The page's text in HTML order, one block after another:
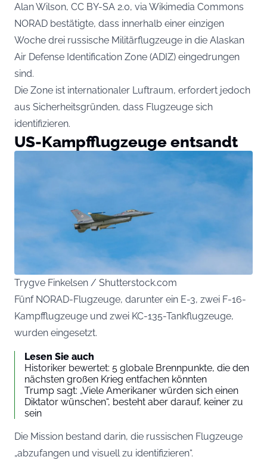
Alan Wilson, CC BY-SA 2.0, via Wikimedia Commons
NORAD bestätigte, dass innerhalb einer einzigen
Woche drei russische Militärflugzeuge in die Alaskan
Air Defense Identification Zone (ADIZ) eingedrungen
sind.
Die Zone ist internationaler Luftraum, erfordert jedoch
aus Sicherheitsgründen, dass Flugzeuge sich
identifizieren.
US-Kampfflugzeuge entsandt
Trygve Finkelsen / Shutterstock.com
Fünf NORAD-Flugzeuge, darunter ein E-3, zwei F-16-
Kampfflugzeuge und zwei KC-135-Tankflugzeuge,
wurden eingesetzt.
Lesen Sie auch
Historiker bewertet: 5 globale Brennpunkte, die den
nächsten großen Krieg entfachen könnten
Trump sagt: „Viele Amerikaner würden sich einen
Diktator wünschen“, besteht aber darauf, keiner zu
sein
Die Mission bestand darin, die russischen Flugzeuge
„abzufangen und visuell zu identifizieren“.